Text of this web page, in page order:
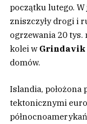
początku lutego.
zniszczyły drogi i
ogrzewania 20 tys.
kolei w Grindavik
domów.
Islandia, położona
tektonicznymi